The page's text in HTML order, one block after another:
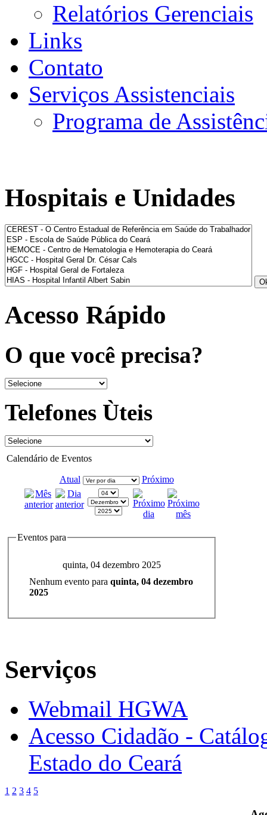
Relatórios Gerenciais
Links
Contato
Serviços Assistenciais
Programa de
Hospitais e Unidades
Acesso Rápido
O que você precisa?
Telefones Ùteis
Calendário de Eventos
Atual Próximo
Eventos para
quinta, 04 dezembro 2025
Nenhum evento para quinta, 04 dezembro
2025
Serviços
Webmail HGWA
Acesso Cidadão -
Estado do Ceará
1 2 3 4 5